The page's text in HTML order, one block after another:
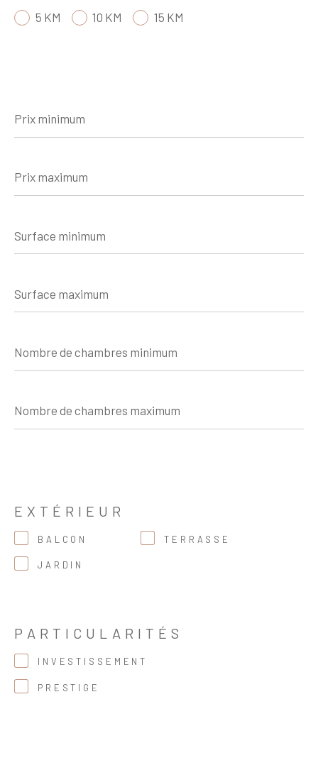
5 KM 10 KM 15 KM
minimum
maximum
minimum
maximum
de
chambres
minimum
de
chambres
maximum
EXTÉRIEUR
BALCON TERRASSE
JARDIN
PARTICULARITÉS
INVESTISSEMENT
PRESTIGE